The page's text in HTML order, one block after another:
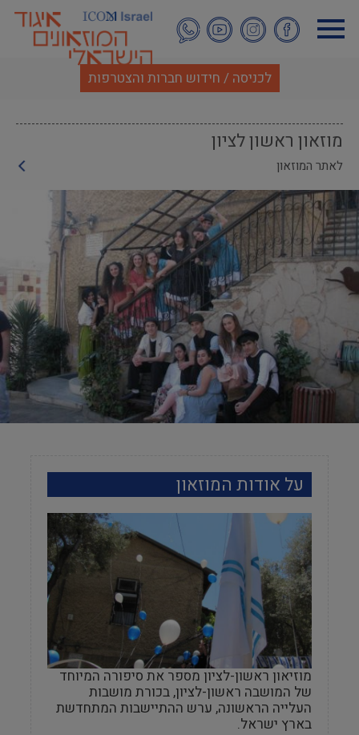
לתוכן
העיקרי
לכניסה / חידוש חברות והצטרפות
מוזאון ראשון לציון
לאתר המוזאון
על אודות המוזאון
מוזיאון ראשון-לציון מספר את סיפורה המיוחד
של המושבה ראשון-לציון, בכורת מושבות
העלייה הראשונה, ערש ההתיישבות המתחדשת
בארץ ישראל.